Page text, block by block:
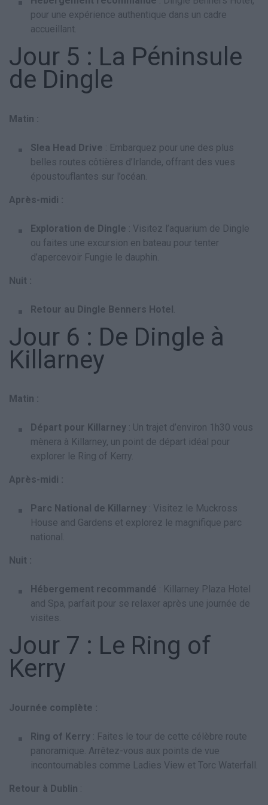
pour une expérience authentique dans un cadre
accueillant.
Jour 5 : La Péninsule
de Dingle
Matin :
Slea Head Drive : Embarquez pour une des plus
belles routes côtières d’Irlande, offrant des vues
époustouflantes sur l’océan.
Après-midi :
Exploration de Dingle : Visitez l’aquarium de Dingle
ou faites une excursion en bateau pour tenter
d’apercevoir Fungie le dauphin.
Nuit :
Retour au Dingle Benners Hotel
Jour 6 : De Dingle à
Killarney
Matin :
Départ pour Killarney : Un trajet d’environ 1h30 vous
mènera à Killarney, un point de départ idéal pour
explorer le Ring of Kerry.
Après-midi :
Parc National de Killarney : Visitez le Muckross
House and Gardens et explorez le magnifique parc
national.
Nuit :
Hébergement recommandé : Killarney Plaza Hotel
and Spa, parfait pour se relaxer après une journée de
visites.
Jour 7 : Le Ring of
Kerry
Journée complète :
Ring of Kerry : Faites le tour de cette célèbre route
panoramique. Arrêtez-vous aux points de vue
incontournables comme Ladies View et Torc Waterfall.
Retour à Dublin :